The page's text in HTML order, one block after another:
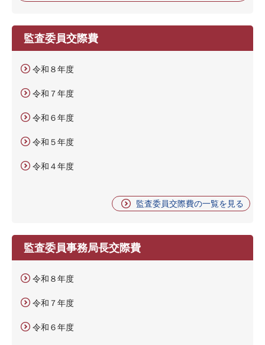
監査委員交際費
令和８年度
令和７年度
令和６年度
令和５年度
令和４年度
監査委員交際費の一覧を見る
監査委員事務局長交際費
令和８年度
令和７年度
令和６年度